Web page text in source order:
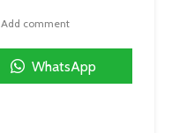
Add comment
WhatsApp